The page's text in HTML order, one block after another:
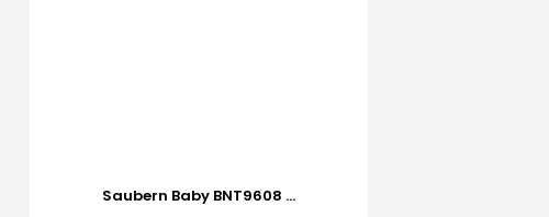
Saubern Baby BNT9608 ...